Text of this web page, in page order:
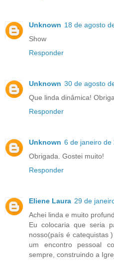
Unknown 18 de agosto
Show
Responder
Unknown 30 de agosto
Que linda dinâmica!
Responder
Unknown 6 de janeiro de
Obrigada. Gostei muito!
Responder
Eliene Laura 29 de
Achei linda e muito
Eu colocaria que seria
nosso(país é catequistas
um encontro pessoal
sempre, construindo a